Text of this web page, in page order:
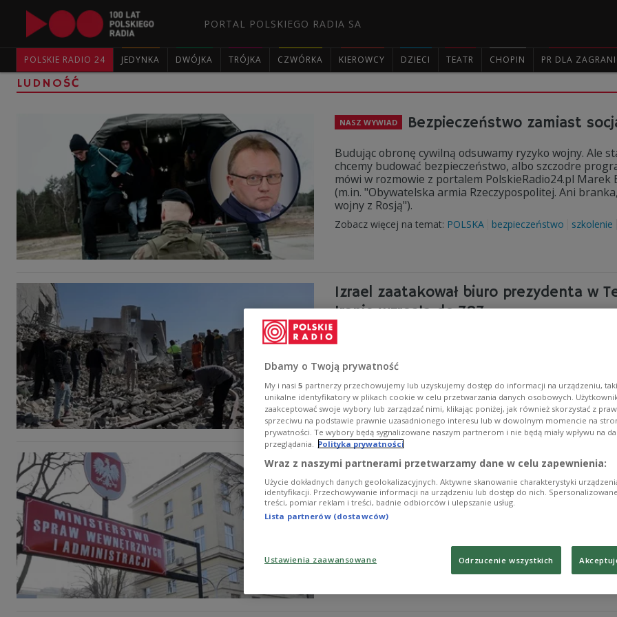
PORTAL POLSKIEGO RADIA SA
POLSKIE RADIO 24 JEDYNKA DWÓJKA TRÓJKA CZWÓRKA KIEROWCY DZIECI TEATR CHOPIN PR DLA
LUDNOŚĆ
NASZ WYWIAD Bezpieczeństwo zamiast
Budując obronę cywilną odsuwamy ryzyko wojny. Ale
chcemy budować bezpieczeństwo, albo szczodre
mówi w rozmowie z portalem PolskieRadio24.pl
(m.in. "Obywatelska armia Rzeczypospolitej. Ani
wojny z Rosją").
Zobacz więcej na temat: POLSKA bezpieczeństwo szkolenie
Izrael zaatakował biuro prezydenta w
Iranie wzrosła do 787
Co najmniej 787 osób zginęło dotąd w Iranie w
poinformował we wtorek irański Czerwony
wyłącznie do cywilów, czy również do przedstawicieli
informowała o śmierci 555 osób.
Zobacz więcej na temat:Iran Stany Zjednoczone Izrael
Prawie 5 mld zł dla samorządów na
Prawie 5 mld zł trafi do województw na zadania z
samorządu terytorialnego – wynika z informacji
Administracji w odpowiedzi na pytania Serwisu
MSWiA obrona konieczna
Dbamy o Twoją prywatność
My i nasi 5 partnerzy przechowujemy lub uzyskujemy dostęp do informacji na urządzeniu,
unikalne identyfikatory w plikach cookie w celu przetwarzania danych osobowych.
zaakceptować swoje wybory lub zarządzać nimi, klikając poniżej, jak również skorzystać z
sprzeciwu na podstawie prawnie uzasadnionego interesu lub w dowolnym momencie na
prywatności. Te wybory będą sygnalizowane naszym partnerom i nie będą miały wpływu na
przeglądania. Polityka prywatności
Wraz z naszymi partnerami przetwarzamy dane w celu zapewnienia:
Użycie dokładnych danych geolokalizacyjnych. Aktywne skanowanie charakterystyki
identyfikacji. Przechowywanie informacji na urządzeniu lub dostęp do nich.
treści, pomiar reklam i treści, badnie odbiorców i ulepszanie usług.
Lista partnerów (dostawców)
Ustawienia zaawansowane Odrzucenie wszystkich